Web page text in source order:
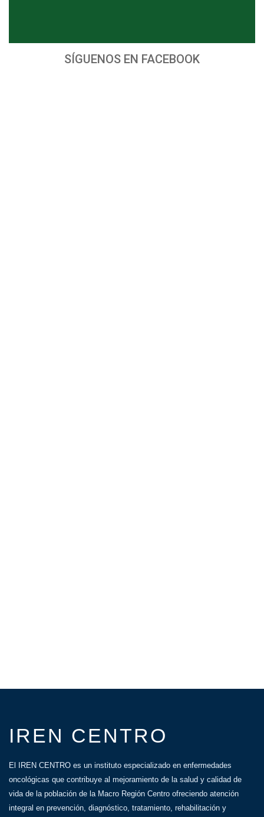
SÍGUENOS EN FACEBOOK
IREN CENTRO
El IREN CENTRO es un instituto especializado en enfermedades
oncológicas que contribuye al mejoramiento de la salud y calidad de
vida de la población de la Macro Región Centro ofreciendo atención
integral en prevención, diagnóstico, tratamiento, rehabilitación y